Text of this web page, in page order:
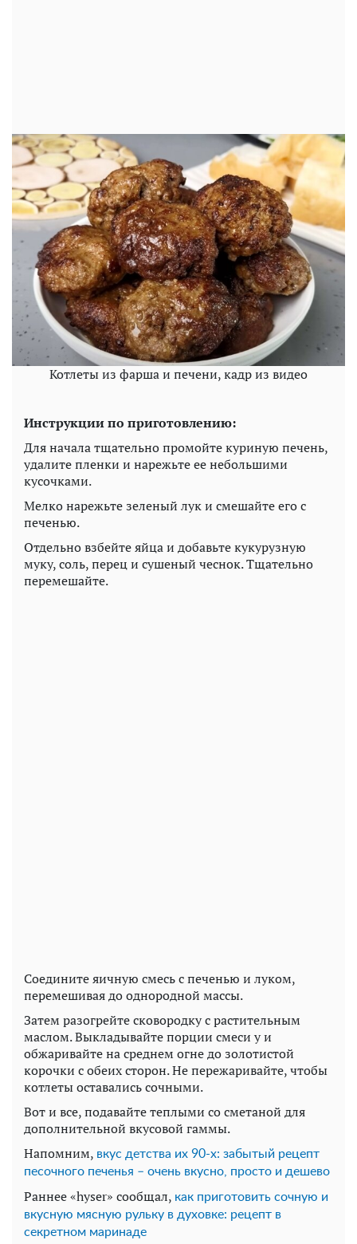
Котлеты из фарша и печени, кадр из видео
Инструкции по приготовлению:
Для начала тщательно промойте куриную печень,
удалите пленки и нарежьте ее небольшими
кусочками.
Мелко нарежьте зеленый лук и смешайте его с
печенью.
Отдельно взбейте яйца и добавьте кукурузную
муку, соль, перец и сушеный чеснок. Тщательно
перемешайте.
Соедините яичную смесь с печенью и луком,
перемешивая до однородной массы.
Затем разогрейте сковородку с растительным
маслом. Выкладывайте порции смеси у и
обжаривайте на среднем огне до золотистой
корочки с обеих сторон. Не пережаривайте, чтобы
котлеты оставались сочными.
Вот и все, подавайте теплыми со сметаной для
дополнительной вкусовой гаммы.
Напомним, вкус детства их 90-х: забытый рецепт
песочного печенья – очень вкусно, просто и дешево
Раннее «hyser» сообщал, как приготовить сочную и
вкусную мясную рульку в духовке: рецепт в
секретном маринаде